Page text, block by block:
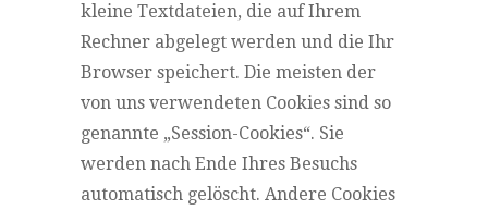
kleine Textdateien, die auf Ihrem
Rechner abgelegt werden und die Ihr
Browser speichert. Die meisten der
von uns verwendeten Cookies sind so
genannte „Session-Cookies“. Sie
werden nach Ende Ihres Besuchs
automatisch gelöscht. Andere Cookies